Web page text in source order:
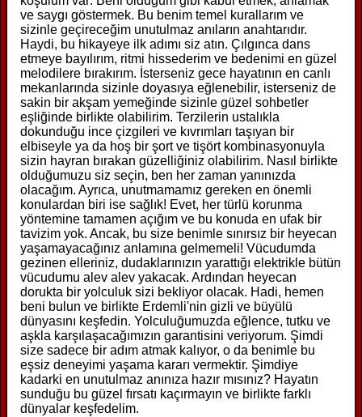
ve saygı göstermek. Bu benim temel kurallarım ve
sizinle geçireceğim unutulmaz anıların anahtarıdır.
Haydi, bu hikayeye ilk adımı siz atın. Çılgınca dans
etmeye bayılırım, ritmi hissederim ve bedenimi en güzel
melodilere bırakırım. İsterseniz gece hayatının en canlı
mekanlarında sizinle doyasıya eğlenebilir, isterseniz de
sakin bir akşam yemeğinde sizinle güzel sohbetler
eşliğinde birlikte olabilirim. Terzilerin ustalıkla
dokunduğu ince çizgileri ve kıvrımları taşıyan bir
elbiseyle ya da hoş bir şort ve tişört kombinasyonuyla
sizin hayran bırakan güzelliğiniz olabilirim. Nasıl birlikte
olduğumuzu siz seçin, ben her zaman yanınızda
olacağım. Ayrıca, unutmamamız gereken en önemli
konulardan biri ise sağlık! Evet, her türlü korunma
yöntemine tamamen açığım ve bu konuda en ufak bir
tavizim yok. Ancak, bu size benimle sınırsız bir heyecan
yaşamayacağınız anlamına gelmemeli! Vücudumda
gezinen elleriniz, dudaklarınızın yarattığı elektrikle bütün
vücudumu alev alev yakacak. Ardından heyecan
dorukta bir yolculuk sizi bekliyor olacak. Hadi, hemen
beni bulun ve birlikte Erdemli'nin gizli ve büyülü
dünyasını keşfedin. Yolculuğumuzda eğlence, tutku ve
aşkla karşılaşacağımızın garantisini veriyorum. Şimdi
size sadece bir adım atmak kalıyor, o da benimle bu
eşsiz deneyimi yaşama kararı vermektir. Şimdiye
kadarki en unutulmaz anınıza hazır mısınız? Hayatın
sunduğu bu güzel fırsatı kaçırmayın ve birlikte farklı
dünyalar keşfedelim.